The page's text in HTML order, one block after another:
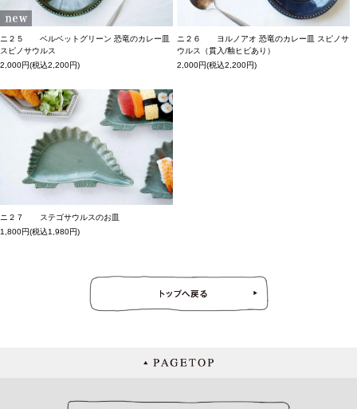
ニ２５ ベルベットグリーン 恐竜のカレー皿
スピノサウルス
2,000円(税込2,200円)
ニ２６ ヨルノアオ 恐竜のカレー皿 スピノサ
ウルス（貫入/釉ヒビあり）
2,000円(税込2,200円)
ニ２７ ステゴサウルスのお皿
1,800円(税込1,980円)